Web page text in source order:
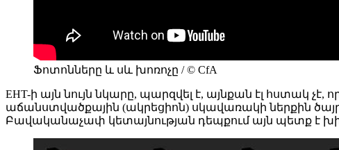
Ֆոտոնները և սև խոռոչը / © CfA
EHT-ի այն նույն նկարը, պարզվել է, այնքան էլ հստակ
աճանստվածքային (ակրեցիոն) սկավառակի ներքին
Բավականաչափ կետայնության դեպքում այն պետք է